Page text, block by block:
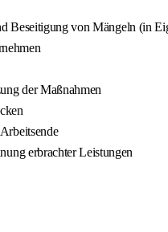
Beseitigung von Mängeln (in
der Maßnahmen
erbrachter Leistungen